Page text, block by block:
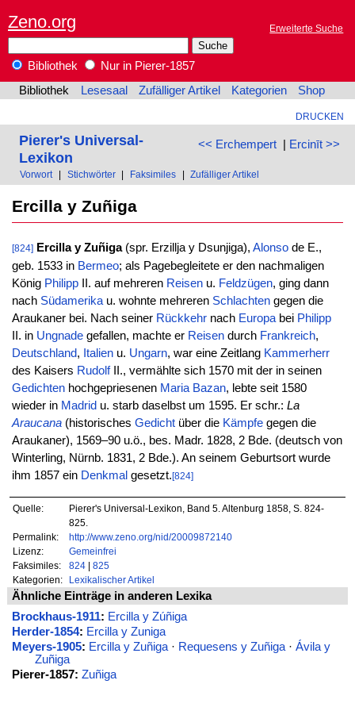
Zeno.org Erweiterte Suche
Bibliothek
Nur in Pierer-1857
Bibliothek
Lesesaal Zufälliger Artikel Kategorien Shop
DRUCKEN
<< Erchempert| Ercinīt >>
Pierer's Universal-
Lexikon
Vorwort Stichwörter Faksimiles Zufälliger Artikel
Ercilla y Zuñiga
[824] Ercilla y Zuñiga(spr. Erzillja y Dsunjiga), Alonsode E.,
geb. 1533 in Bermeo; als Pagebegleitete er den nachmaligen
König PhilippII. auf mehreren Reisenu. Feldzügen, ging dann
nach Südamerikau. wohnte mehreren Schlachtengegen die
Araukaner bei. Nach seiner Rückkehrnach Europabei Philipp
II. in Ungnadegefallen, machte er Reisendurch Frankreich,
Deutschland, Italienu. Ungarn, war eine Zeitlang Kammerherr
des Kaisers RudolfII., vermählte sich 1570 mit der in seinen
Gedichtenhochgepriesenen Maria Bazan, lebte seit 1580
wieder in Madrid u. starb daselbst um 1595. Er schr.: La
Araucana(historisches Gedichtüber die Kämpfegegen die
Araukaner), 1569–90 u.ö., bes. Madr. 1828, 2 Bde. (deutsch von
Winterling, Nürnb. 1831, 2 Bde.). An seinem Geburtsort wurde
ihm 1857 ein Denkmal gesetzt. [824]
Quelle:
Pierer's Universal-Lexikon, Band 5. Altenburg 1858, S. 824-
825.
Permalink:
http://www.zeno.org/nid/20009872140
Lizenz:
Gemeinfrei
Faksimiles:
824| 825
Kategorien:
Lexikalischer Artikel
Ähnliche Einträge in anderen Lexika
Brockhaus-1911: Ercilla y Zúñiga
Herder-1854: Ercilla y Zuniga
Meyers-1905: Ercilla y Zuñiga· Requesens y Zuñiga· Ávila y
Zuñiga
Pierer-1857: Zuñiga